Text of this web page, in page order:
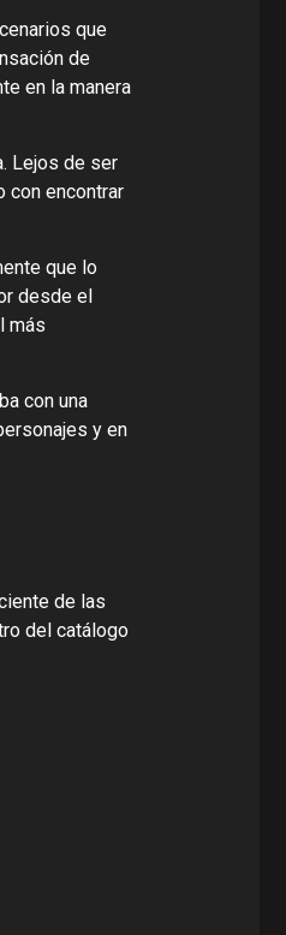
que
de
en la manera
Lejos de ser
con encontrar
que lo
desde el
más
con una
y en
de las
del catálogo